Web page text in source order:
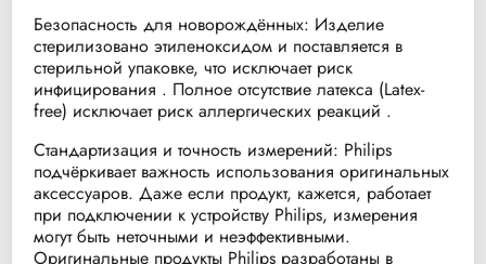
Безопасность для новорождённых: Изделие
стерилизовано этиленоксидом и поставляется в
стерильной упаковке, что исключает риск
инфицирования . Полное отсутствие латекса (Latex-
free) исключает риск аллергических реакций .
Стандартизация и точность измерений: Philips
подчёркивает важность использования оригинальных
аксессуаров. Даже если продукт, кажется, работает
при подключении к устройству Philips, измерения
могут быть неточными и неэффективными.
Оригинальные продукты Philips разработаны в